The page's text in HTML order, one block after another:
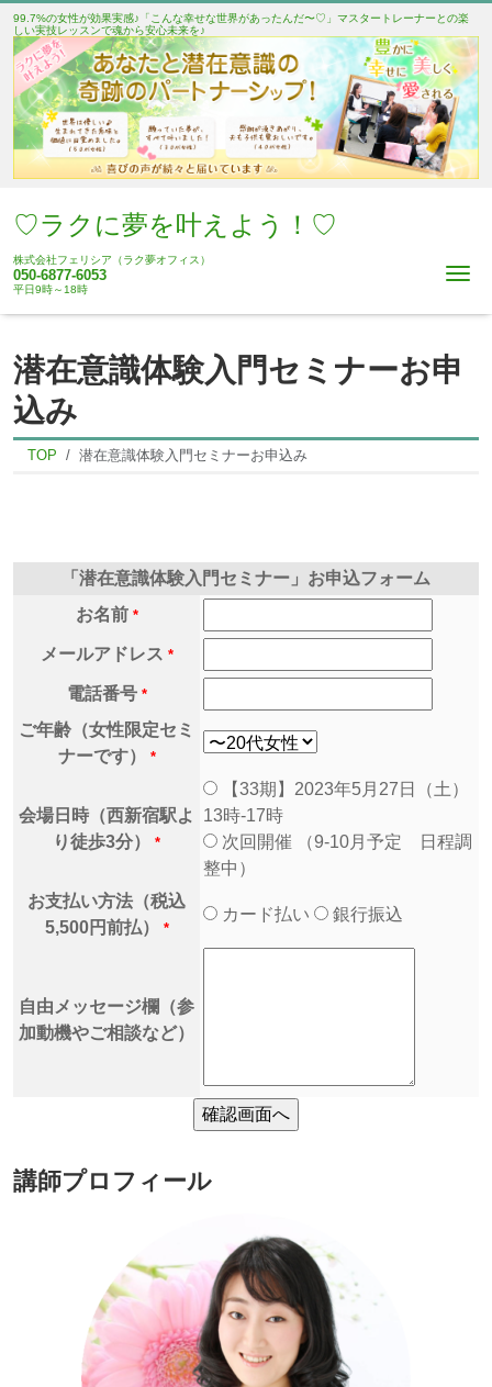
99.7%の女性が効果実感♪「こんな幸せな世界があったんだ〜♡」マスタートレーナーとの楽
しい実技レッスンで魂から安心未来を♪
♡ラクに夢を叶えよう！♡
株式会社フェリシア（ラク夢オフィス）
050-6877-6053
平日9時～18時
潜在意識体験入門セミナーお申
込み
TOP 潜在意識体験入門セミナーお申込み
「潜在意識体験入門セミナー」お申込フォーム
お名前 *
メールアドレス *
電話番号 *
ご年齢（女性限定セミ
ナーです）
*
会場日時（西新宿駅よ
り徒歩3分）
*
【33期】2023年5月27日（土）
13時-17時
次回開催 （9-10月予定 日程調
整中）
お支払い方法（税込
5,500円前払）
*
カード払い 銀行振込
自由メッセージ欄（参
加動機やご相談など）
講師プロフィール